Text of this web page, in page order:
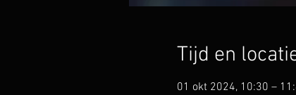
Tijd en
01 okt 2024, 10:30 –